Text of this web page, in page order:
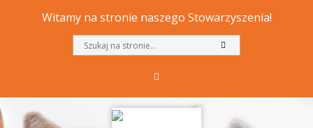
Witamy na stronie naszego Stowarzyszenia!